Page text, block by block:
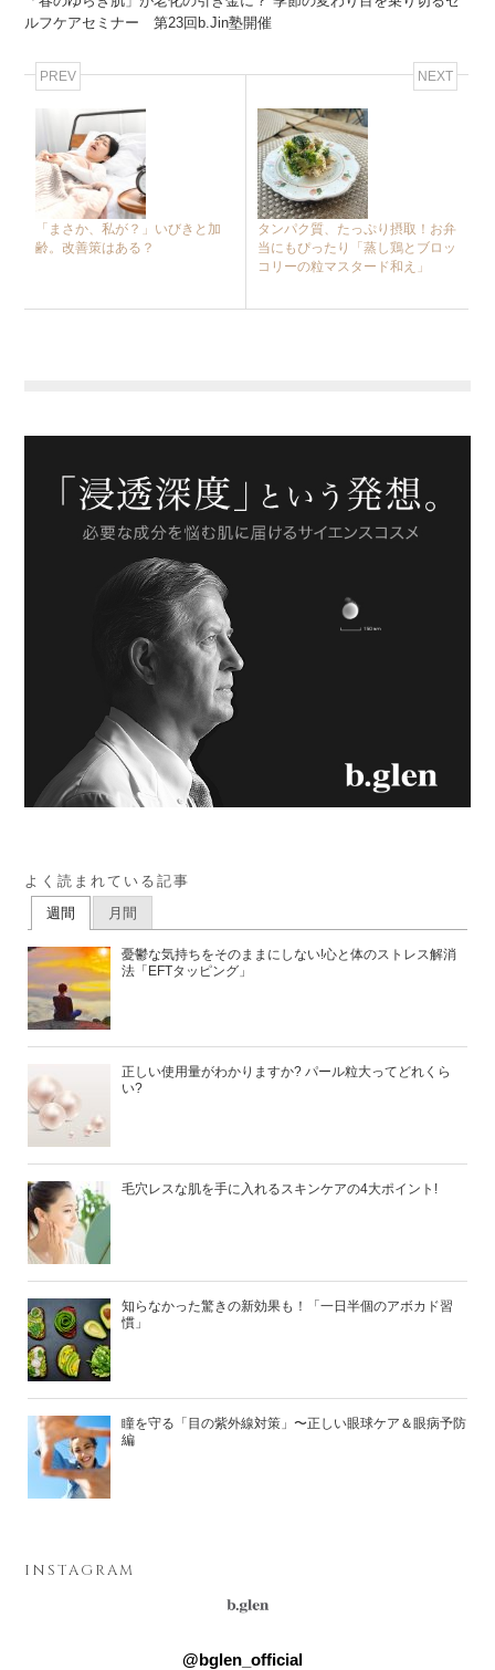
ルフケアセミナー 第23回b.Jin塾開催
PREV
「まさか、私が？」いびきと加
齢。改善策はある？
NEXT
タンパク質、たっぷり摂取！お弁
当にもぴったり「蒸し鶏とブロッ
コリーの粒マスタード和え」
よく読まれている記事
週間 月間
憂鬱な気持ちをそのままにしない!心と体のストレス解消
法「EFTタッピング」
正しい使用量がわかりますか? パール粒大ってどれくら
い?
毛穴レスな肌を手に入れるスキンケアの4大ポイント!
知らなかった驚きの新効果も！「一日半個のアボカド習
慣」
瞳を守る「目の紫外線対策」〜正しい眼球ケア＆眼病予防
編
INSTAGRAM
@bglen_official